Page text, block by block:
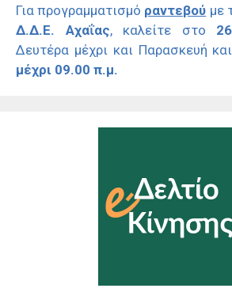
Για προγραμματισμό ραντεβού με
Δ.Δ.Ε. Αχαΐας, καλείτε στο
Δευτέρα μέχρι και Παρασκευή και
μέχρι 09.00 π.μ.